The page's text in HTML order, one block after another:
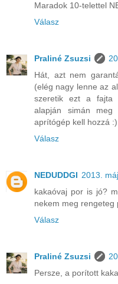
Maradok 10-telettel
Válasz
Praliné Zsuzsi
Hát, azt nem
(elég nagy lenne az
szeretik ezt a fajta
alapján simán
aprítógép kell hozzá :)
Válasz
NEDUDDGI 2013.
kakaóvaj por is jó?
nekem meg rengeteg
Válasz
Praliné Zsuzsi
Persze, a porított